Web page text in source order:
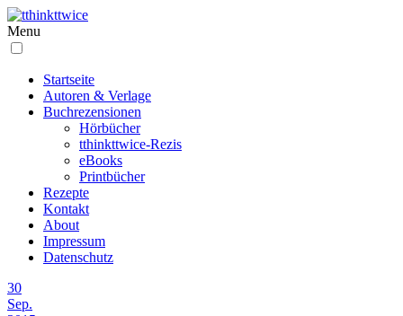
Menu
Startseite
Autoren & Verlage
Buchrezensionen
Hörbücher
tthinkttwice-Rezis
eBooks
Printbücher
Rezepte
Kontakt
About
Impressum
Datenschutz
30
Sep.